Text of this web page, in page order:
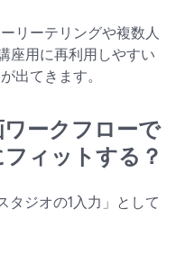
リーテリングや複数人
座用に再利用しやすい
出てきます。
ークフローで
ィットする？
タジオの1入力」として